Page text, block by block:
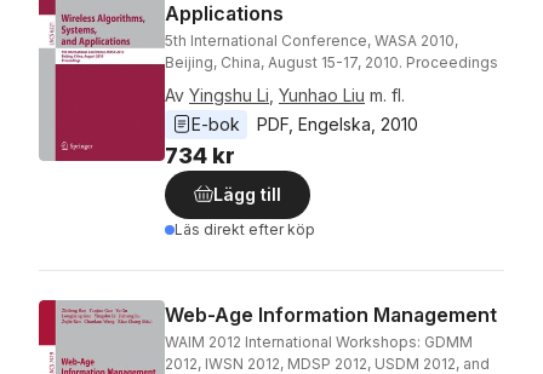
Applications
5th International Conference, WASA 2010,
Beijing, China, August 15-17, 2010. Proceedings
Av Yingshu Li Yunhao Liu m. fl.
E-bok
PDF Engelska 2010
734 kr
Lägg till
Läs direkt efter köp
Web-Age Information Management
WAIM 2012 International Workshops: GDMM
2012, IWSN 2012, MDSP 2012, USDM 2012, and